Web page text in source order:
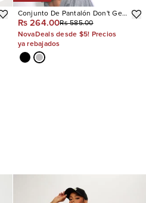
Conjunto De Pantalón Don't Get
This Twisted Short Sleeve
Rs 264.00Rs 585.00
NovaDeals desde $5! Precios
ya rebajados